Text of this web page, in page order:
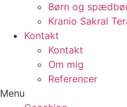
Børn og
Kranio Sakral
Kontakt
Kontakt
Om mig
Referencer
Menu